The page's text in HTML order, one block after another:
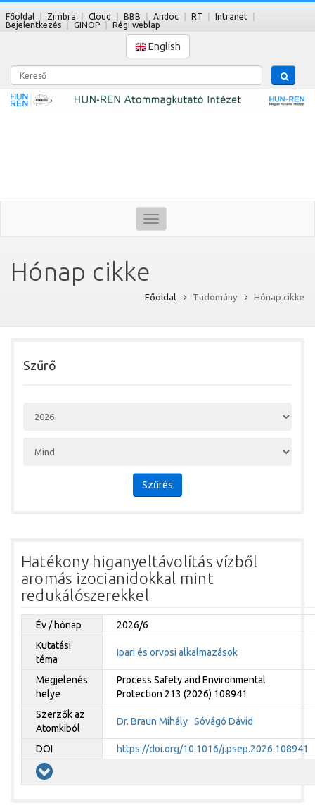
Főoldal Zimbra Cloud BBB Andoc RT
Intranet
Bejelentkezés
GINOP Régi weblap
English
Kereső
Toggle
navigation
Hónap cikke
Főoldal Tudomány Hónap cikke
Szűrő
Szűrés
Hatékony higanyeltávolítás vízből
aromás izocianidokkal mint
redukálószerekkel
Év / hónap
2026/6
Kutatási
téma
Ipari és orvosi alkalmazások
Megjelenés
helye
Process Safety and Environmental
Protection 213 (2026) 108941
Szerzők az
Atomkiból
Dr. Braun Mihály Sóvágó Dávid
DOI https://doi.org/10.1016/j.psep.2026.108941